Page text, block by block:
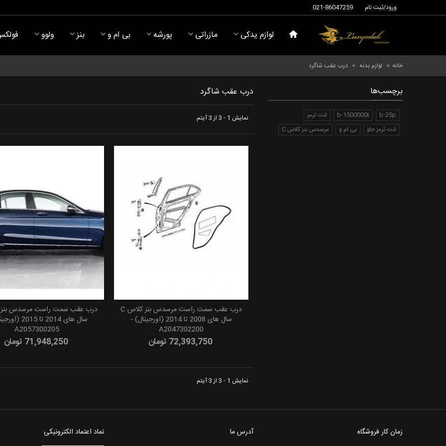
021-86047259 ورود/ثبت نام
لوازم یدکی مازراتی پورشه بی ام و بنز ولوو
خانه > لوازم بدنه > درب عقب شاگرد
برچسب‌ها
b-25p
b-1500000t
لنت ترمز
لنت ترمز جلو
بی ام و مرسدس بنز کلاس C
درب عقب شاگرد
نمایش 1 - 3 از 3 آیتم
افزودن به سبد خرید درب عقب سمت راست مرسدس بنز کلاس C
سال های 2008 تا 2014 (اورجینال) -
A2047302200
72,393,750 تومان
افزودن به
سال های 2014 تا
A2057300205
71,948,250 تومان
نمایش 1 - 3 از 3 آیتم
زمان کار فروشگاه آدرس ما نماد اعتماد الکترونیکی